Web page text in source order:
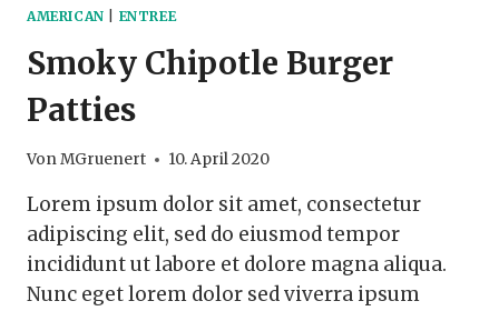
AMERICAN ENTREE
Smoky Chipotle Burger
Patties
VonMGruenert 10. April 2020
Lorem ipsum dolor sit amet, consectetur
adipiscing elit, sed do eiusmod tempor
incididunt ut labore et dolore magna aliqua.
Nunc eget lorem dolor sed viverra ipsum